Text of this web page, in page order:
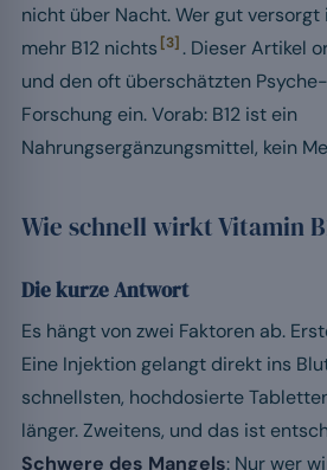
nicht über Nacht. Wer gut
mehr B12 nichts [3] . Dieser Artikel
und den oft überschätzten
Forschung ein. Vorab: B12 ist ein
Nahrungsergänzungsmittel, kein
Wie schnell wirkt Vitamin
Die kurze Antwort
Es hängt von zwei Faktoren ab.
Eine Injektion gelangt direkt ins
schnellsten, hochdosierte
länger. Zweitens, und das ist
Schwere des Mangels: Nur wer